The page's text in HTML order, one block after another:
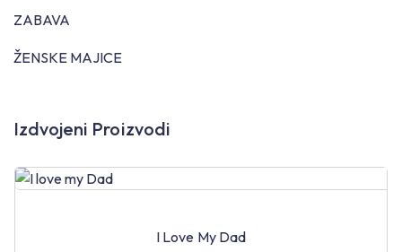
ZABAVA
ŽENSKE MAJICE
Izdvojeni Proizvodi
I Love My Dad